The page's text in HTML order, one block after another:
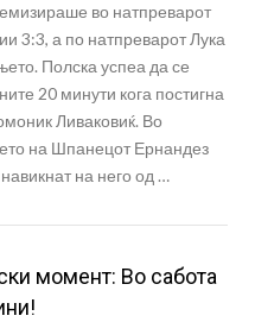
во натпреварот
3:3, а по натпреварот Лука
Полска успеа да се
20 минути кога постигна
Ливаковиќ. Во
на Шпанецот Ернандез
на него од …
момент: Во сабота